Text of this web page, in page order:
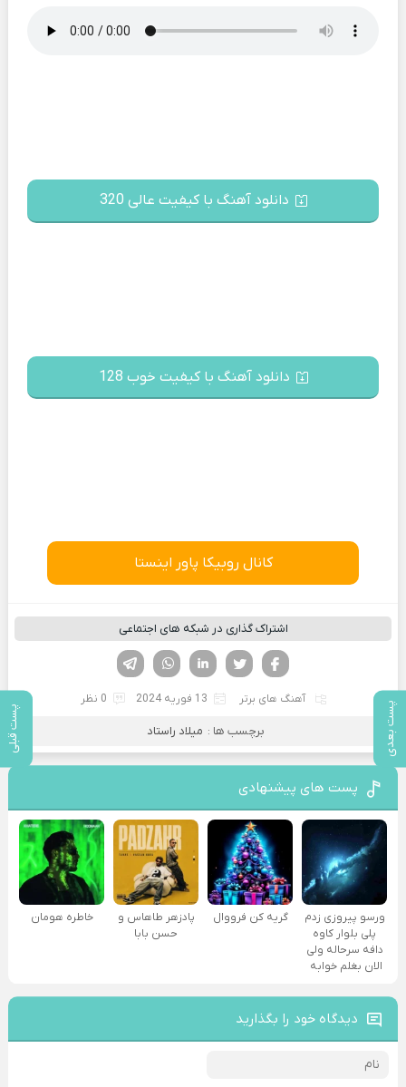
پست بعدی پست قبلی
دانلود آهنگ با کیفیت عالی 320
دانلود آهنگ با کیفیت خوب 128
کانال روبیکا پاور اینستا
اشتراک گذاری در شبکه های اجتماعی
لینکدین تویتر
فیسوک
آهنگ های برتر 13 فوریه 2024 0 نظر
برچسب ها : میلاد راستاد
پست های پیشنهادی
ورسو پیروزی زدم
پلی بلوار کاوه
دافه سرحاله ولی
الان بغلم خوابه ‌
گریه کن فرووال
پادزهر طاهاس و
حسن بابا
خاطره هومان
دیدگاه خود را بگذارید